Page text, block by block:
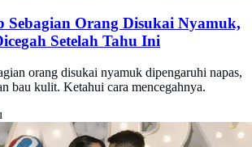
Sebagian Orang Disukai Nyamuk,
Setelah Tahu Ini
orang disukai nyamuk dipengaruhi napas,
bau kulit. Ketahui cara mencegahnya.